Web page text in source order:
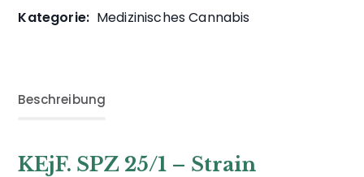
Kategorie: Medizinisches Cannabis
Beschreibung
KEjF. SPZ 25/1 – Strain